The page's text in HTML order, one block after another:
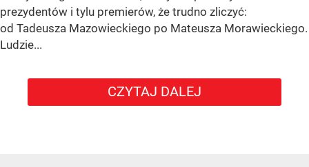
prezydentów i tylu premierów, że trudno zliczyć:
od Tadeusza Mazowieckiego po Mateusza Morawieckiego.
Ludzie...
CZYTAJ DALEJ